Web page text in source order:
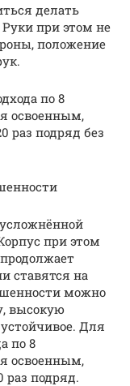
делать
при этом не
положение
по 8
освоенным,
раз подряд без
при этом
ставятся на
можно
высокую
Для
по 8
освоенным,
раз подряд.